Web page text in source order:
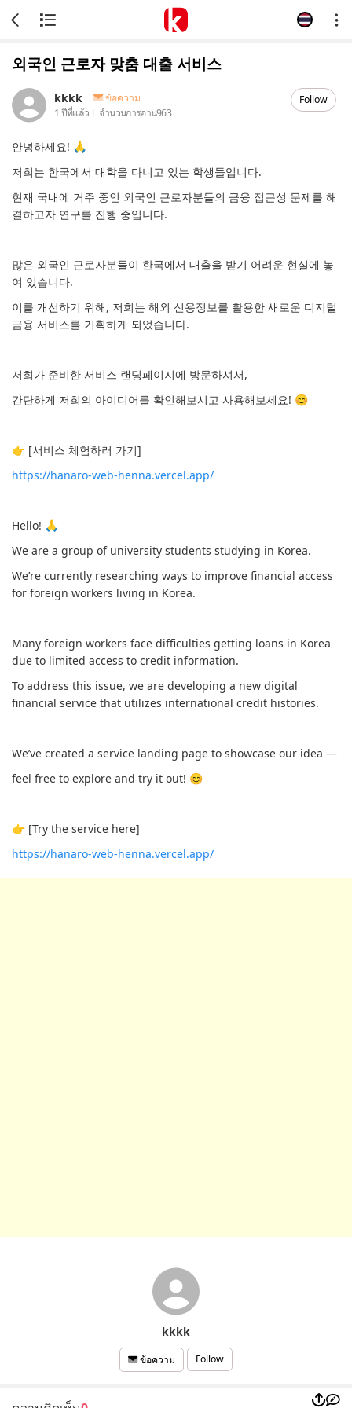
외국인 근로자 맞춤 대출 서비스
kkkk
ข้อความ
1 ปีที่แล้ว
จำนวนการอ่าน963
Follow
안녕하세요! 🙏
저희는 한국에서 대학을 다니고 있는 학생들입니다.
현재 국내에 거주 중인 외국인 근로자분들의 금융 접근성 문제를 해
결하고자 연구를 진행 중입니다.
많은 외국인 근로자분들이 한국에서 대출을 받기 어려운 현실에 놓
여 있습니다.
이를 개선하기 위해, 저희는 해외 신용정보를 활용한 새로운 디지털
금융 서비스를 기획하게 되었습니다.
저희가 준비한 서비스 랜딩페이지에 방문하셔서,
간단하게 저희의 아이디어를 확인해보시고 사용해보세요! 😊
👉 [서비스 체험하러 가기]
https://hanaro-web-henna.vercel.app/
Hello! 🙏
We are a group of university students studying in Korea.
We’re currently researching ways to improve financial access
for foreign workers living in Korea.
Many foreign workers face difficulties getting loans in Korea
due to limited access to credit information.
To address this issue, we are developing a new digital
financial service that utilizes international credit histories.
We’ve created a service landing page to showcase our idea —
feel free to explore and try it out! 😊
👉 [Try the service here]
https://hanaro-web-henna.vercel.app/
kkkk
ข้อความ Follow